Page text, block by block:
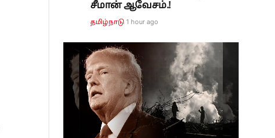
சீமான் ஆவேசம்.!
தமிழ்நாடு 1 hour ago